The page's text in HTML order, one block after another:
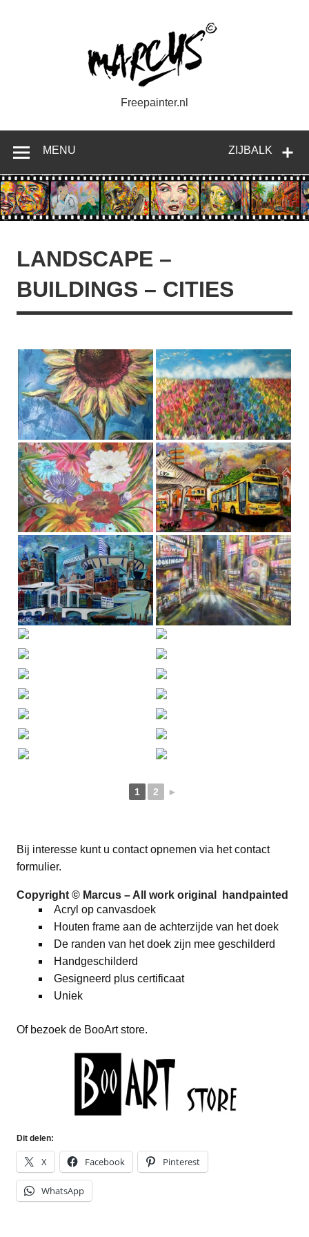
Freepainter.nl
ZIJBALK
MENU
LANDSCAPE –
BUILDINGS – CITIES
1 2 ►
Bij interesse kunt u contact opnemen via het contact
formulier.
Copyright © Marcus – All work original handpainted
Acryl op canvasdoek
Houten frame aan de achterzijde van het doek
De randen van het doek zijn mee geschilderd
Handgeschilderd
Gesigneerd plus certificaat
Uniek
Of bezoek de BooArt store.
Dit delen:
X Facebook Pinterest
WhatsApp